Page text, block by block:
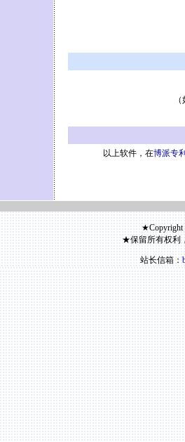
以上软件，在博派专
★Copyright
★保留所有权利
站长信箱：